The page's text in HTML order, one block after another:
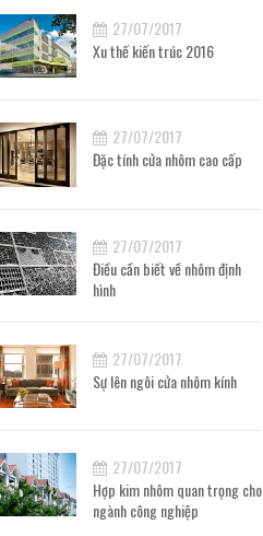
27/07/2017
Xu thế kiến trúc 2016
27/07/2017
Đặc tính cửa nhôm cao cấp
27/07/2017
Điều cần biết về nhôm định
hình
27/07/2017
Sự lên ngôi cửa nhôm kính
27/07/2017
Hợp kim nhôm quan trọng cho
ngành công nghiệp